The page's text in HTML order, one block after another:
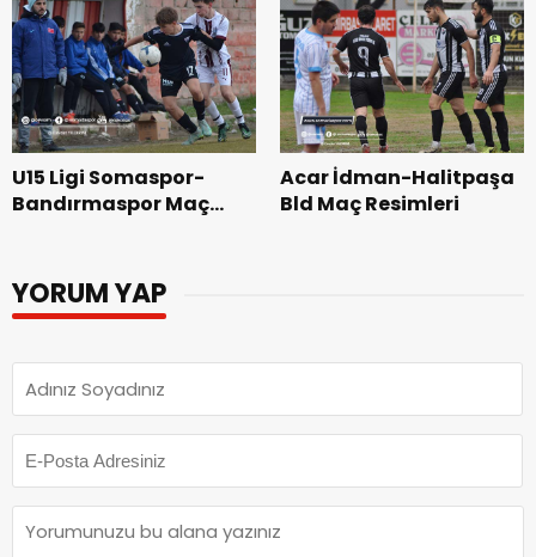
U15 Ligi Somaspor-
Bandırmaspor Maç
Acar İdman-Halitpaşa
Bld Maç Resimleri
YORUM YAP